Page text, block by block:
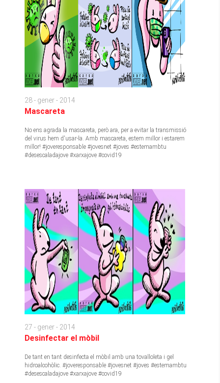
28 - gener - 2014
Mascareta
No ens agrada la mascareta, però ara, per a evitar la transmissió
del virus hem d'usar-la. Amb mascareta, estem millor i estarem
millor! #joveresponsable #jovesnet #joves #estemambtu
#desescaladajove #xarxajove #covid19
27 - gener - 2014
Desinfectar el mòbil
De tant en tant desinfecta el mòbil amb una tovalloleta i gel
hidroalcohòlic. #joveresponsable #jovesnet #joves #estemambtu
#desescaladajove #xarxajove #covid19